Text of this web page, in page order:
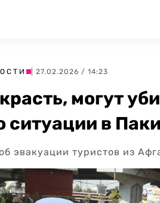
| 27.02.2026 / 14:23
могут
ситуации в
эвакуации туристов из